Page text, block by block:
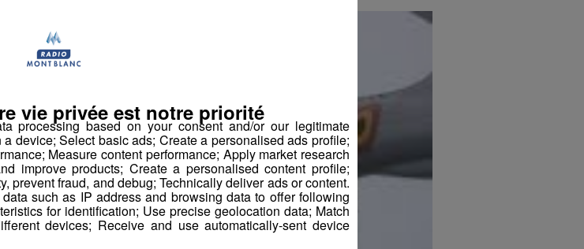
processing based on your consent and/or our legitimate
device; Select basic ads; Create a personalised ads profile;
Measure content performance; Apply market research
improve products; Create a personalised content profile;
prevent fraud, and debug; Technically deliver ads or content.
such as IP address and browsing data to offer following
for identification; Use precise geolocation data; Match
devices; Receive and use automatically-sent device
vie privée est notre priorité